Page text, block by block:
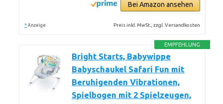
Bei Amazon ansehen
* Anzeige Preis inkl. MwSt., zzgl. Versandkosten
EMPFEHLUNG
Bright Starts, Babywippe
Babyschaukel Safari Fun mit
Beruhigenden Vibrationen,
Spielbogen mit 2 Spielzeugen,